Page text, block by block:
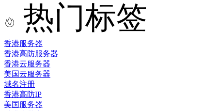
热门标签
香港服务器
香港高防服务器
香港云服务器
美国云服务器
域名注册
香港高防IP
美国服务器